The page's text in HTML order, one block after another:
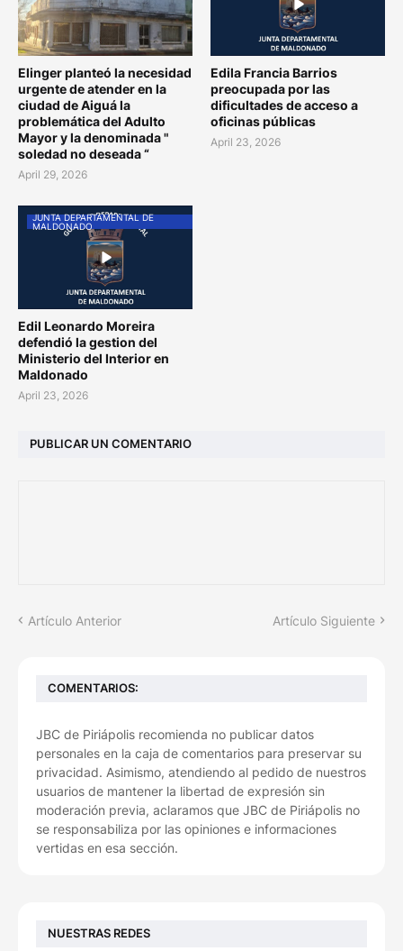
Elinger planteó la necesidad
urgente de atender en la
ciudad de Aiguá la
problemática del Adulto
Mayor y la denominada "
soledad no deseada “
April 29, 2026
Edila Francia Barrios
preocupada por las
dificultades de acceso a
oficinas públicas
April 23, 2026
JUNTA DEPARTAMENTAL DE
MALDONADO
Edil Leonardo Moreira
defendió la gestion del
Ministerio del Interior en
Maldonado
April 23, 2026
PUBLICAR UN COMENTARIO
Artículo Anterior Artículo Siguiente
COMENTARIOS:
JBC de Piriápolis recomienda no publicar datos
personales en la caja de comentarios para preservar su
privacidad. Asimismo, atendiendo al pedido de nuestros
usuarios de mantener la libertad de expresión sin
moderación previa, aclaramos que JBC de Piriápolis no
se responsabiliza por las opiniones e informaciones
vertidas en esa sección.
NUESTRAS REDES